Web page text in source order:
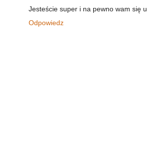
Jesteście super i na pewno wam się
Odpowiedz